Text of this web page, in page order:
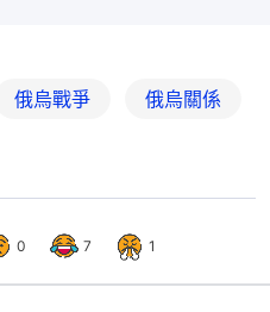
俄烏戰爭 俄烏關係
0 7 1